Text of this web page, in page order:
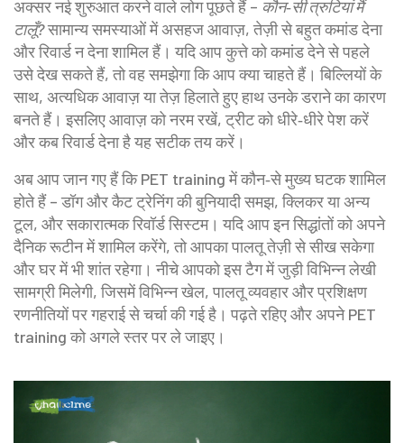
अक्सर नई शुरुआत करने वाले लोग पूछते हैं – कौन‑सी त्रुटियां मैं
टालूँ?सामान्य समस्याओं में असहज आवाज़, तेज़ी से बहुत कमांड देना
और रिवार्ड न देना शामिल हैं। यदि आप कुत्ते को कमांड देने से पहले
उसे देख सकते हैं, तो वह समझेगा कि आप क्या चाहते हैं। बिल्लियों के
साथ, अत्यधिक आवाज़ या तेज़ हिलाते हुए हाथ उनके डराने का कारण
बनते हैं। इसलिए आवाज़ को नरम रखें, ट्रीट को धीरे‑धीरे पेश करें
और कब रिवार्ड देना है यह सटीक तय करें।
अब आप जान गए हैं कि PET training में कौन‑से मुख्य घटक शामिल
होते हैं – डॉग और कैट ट्रेनिंग की बुनियादी समझ, क्लिकर या अन्य
टूल, और सकारात्मक रिवॉर्ड सिस्टम। यदि आप इन सिद्धांतों को अपने
दैनिक रूटीन में शामिल करेंगे, तो आपका पालतू तेज़ी से सीख सकेगा
और घर में भी शांत रहेगा। नीचे आपको इस टैग में जुड़ी विभिन्न लेखी
सामग्री मिलेगी, जिसमें विभिन्न खेल, पालतू व्यवहार और प्रशिक्षण
रणनीतियों पर गहराई से चर्चा की गई है। पढ़ते रहिए और अपने PET
training को अगले स्तर पर ले जाइए।